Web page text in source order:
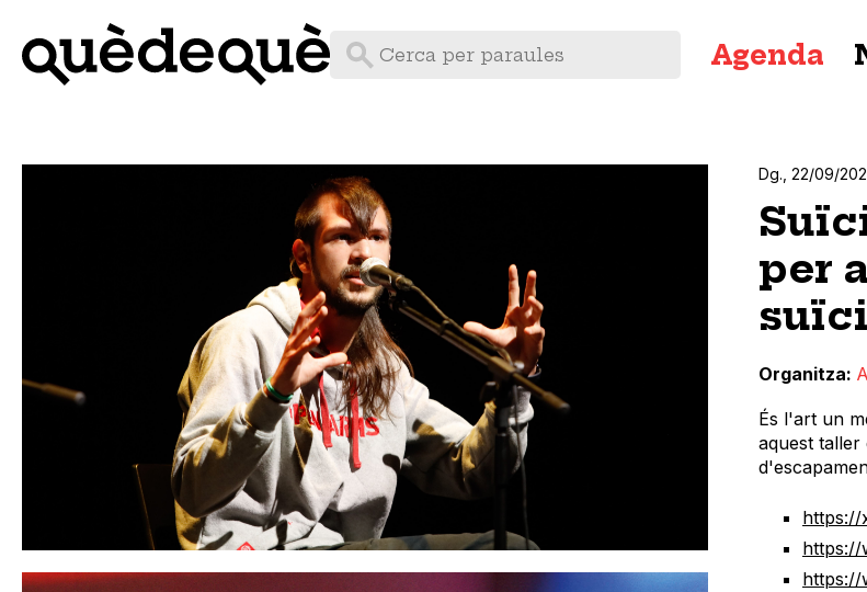
principal
Agenda
Dg., 22/09/
per
Organitza
És l'art un
aquest taller
https://
https://
https://